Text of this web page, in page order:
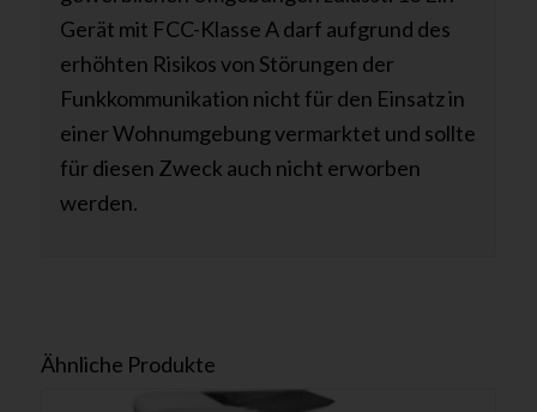
Gerät mit FCC-Klasse A darf aufgrund des
erhöhten Risikos von Störungen der
Funkkommunikation nicht für den Einsatz in
einer Wohnumgebung vermarktet und sollte
für diesen Zweck auch nicht erworben
werden.
Ähnliche Produkte